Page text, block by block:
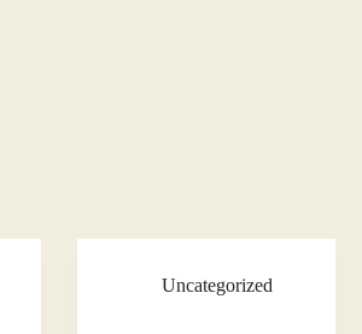
Uncategorized